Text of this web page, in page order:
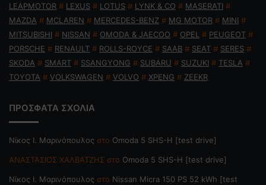
LEAPMOTOR # LEXUS # LOTUS # LYNK & CO # MASERATI #
MAZDA # MCLAREN # MERCEDES-BENZ # MG MOTOR # MINI #
MITSUBISHI # NISSAN # OMODA & JAECOO # OPEL # PEUGEOT #
PORSCHE # RENAULT # ROLLS-ROYCE # SAAB # SEAT # SERES #
SKODA # SMART # SSANGYONG # SUBARU # SUZUKI # TESLA #
TOYOTA # VOLKSWAGEN # VOLVO # XPENG # ZEEKR
ΠΡΟΣΦΑΤΑ ΣΧΟΛΙΑ
Nίκος Ι. Mαρινόπουλος στο Omoda 5 SHS-H [test drive]
ΑΝΑΣΤΑΣΙΟΣ ΧΑΛΒΑΤΖΗΣ στο Omoda 5 SHS-H [test drive]
Nίκος Ι. Mαρινόπουλος στο Nissan Micra 150 PS 52 kWh [test